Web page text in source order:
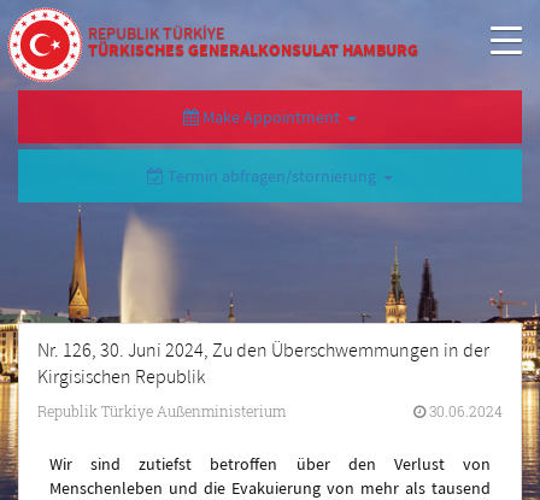
REPUBLIK TÜRKİYE
TÜRKISCHES GENERALKONSULAT HAMBURG
Make Appointment
Termin abfragen/stornierung
Nr. 126, 30. Juni 2024, Zu den Überschwemmungen in der
Kirgisischen Republik
Republik Türkiye Außenministerium 30.06.2024
Wir sind zutiefst betroffen über den Verlust von
Menschenleben und die Evakuierung von mehr als tausend